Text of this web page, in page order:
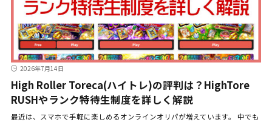
2026年7月14日
High Roller Toreca(ハイトレ)の評判は？HighTore
RUSHやランク特待生制度を詳しく解説
最近は、スマホで手軽に楽しめるオンラインオリパが増えています。 中でも